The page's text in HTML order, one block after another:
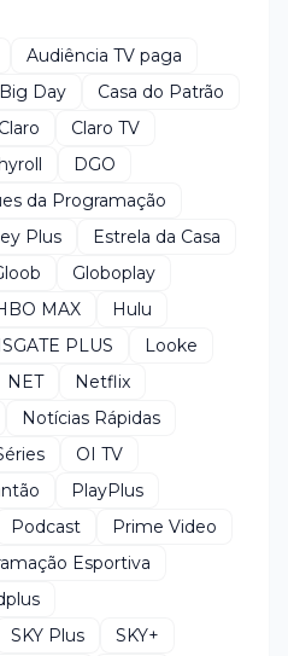
Audiência TV paga
Big Day
Casa do Patrão
Claro
Claro TV
DGO
da Programação
Plus
Estrela da Casa
Globoplay
MAX
Hulu
PLUS
Looke
NET
Netflix
Notícias Rápidas
OI TV
PlayPlus
Podcast
Prime Video
Esportiva
SKY Plus
SKY+